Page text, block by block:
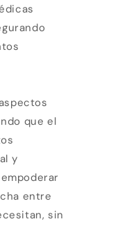
que el
y
entre
sin